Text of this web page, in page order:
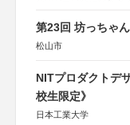
第23回 坊っちゃ
松山市
NITプロダクトデ
校生限定》
日本工業大学